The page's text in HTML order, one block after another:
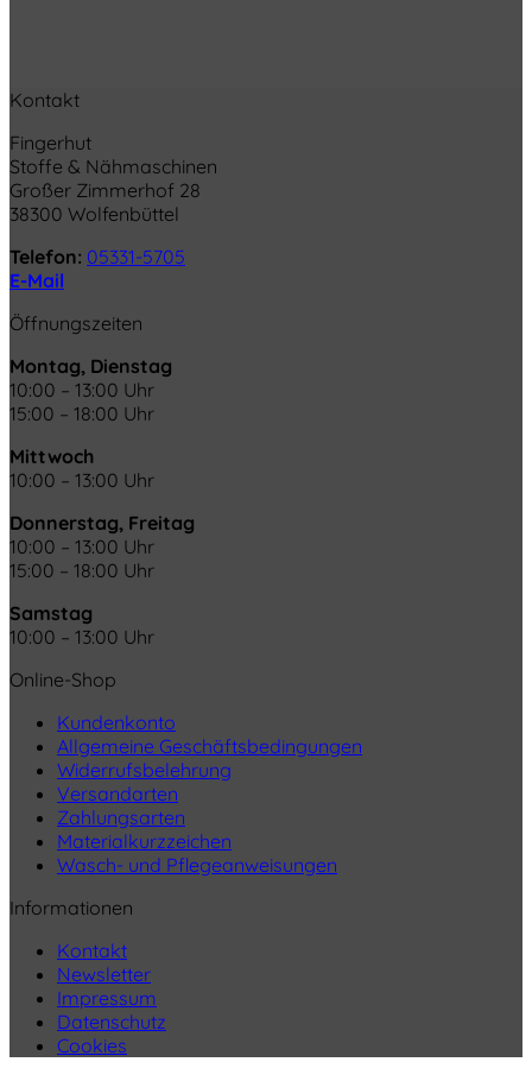
Kontakt
Fingerhut
Stoffe & Nähmaschinen
Großer Zimmerhof 28
38300 Wolfenbüttel
Telefon: 05331-5705
E-Mail
Öffnungszeiten
Montag, Dienstag
10:00 – 13:00 Uhr
15:00 – 18:00 Uhr
Mittwoch
10:00 – 13:00 Uhr
Donnerstag, Freitag
10:00 – 13:00 Uhr
15:00 – 18:00 Uhr
Samstag
10:00 – 13:00 Uhr
Online-Shop
Kundenkonto
Allgemeine Geschäftsbedingungen
Widerrufsbelehrung
Versandarten
Zahlungsarten
Materialkurzzeichen
Wasch- und Pflegeanweisungen
Informationen
Kontakt
Newsletter
Impressum
Datenschutz
Cookies